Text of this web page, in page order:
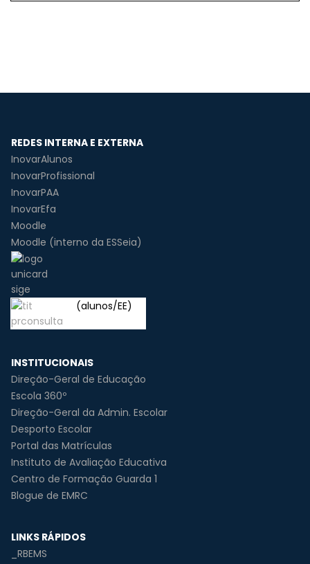
REDES INTERNA E EXTERNA
InovarAlunos
InovarProfissional
InovarPAA
InovarEfa
Moodle
Moodle (interno da ESSeia)
(alunos/EE)
INSTITUCIONAIS
Direção-Geral de Educação
Escola 360º
Direção-Geral da Admin. Escolar
Desporto Escolar
Portal das Matrículas
Instituto de Avaliação Educativa
Centro de Formação Guarda 1
Blogue de EMRC
LINKS RÁPIDOS
_RBEMS